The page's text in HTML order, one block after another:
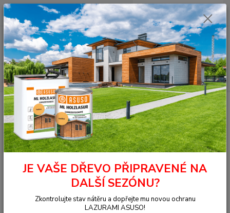
Menu
Hledat
+420 377 441 961 0ks
za 0,00 Kč
Úvod OSMO - přírodní oleje Na dřevo uvnitř
Nábytek, stěna, strop
UVIWAX UV-PROTECTION
7266 UVIWAX smrk bílý 0,125 l
7266 UVIWAX smrk bílý 0,125 l
JE VAŠE DŘEVO PŘIPRAVENÉ NA
DALŠÍ SEZÓNU?
Zkontrolujte stav nátěru a dopřejte mu novou ochranu
LAZURAMI ASUSO!